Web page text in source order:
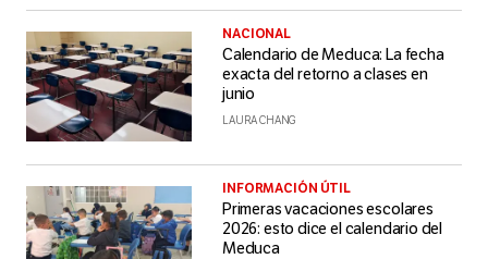
NACIONAL
Calendario de Meduca: La fecha
exacta del retorno a clases en
junio
LAURA CHANG
INFORMACIÓN ÚTIL
Primeras vacaciones escolares
2026: esto dice el calendario del
Meduca